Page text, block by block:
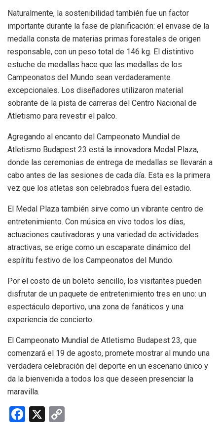
Naturalmente, la sostenibilidad también fue un factor
importante durante la fase de planificación: el envase de la
medalla consta de materias primas forestales de origen
responsable, con un peso total de 146 kg. El distintivo
estuche de medallas hace que las medallas de los
Campeonatos del Mundo sean verdaderamente
excepcionales. Los diseñadores utilizaron material
sobrante de la pista de carreras del Centro Nacional de
Atletismo para revestir el palco.
Agregando al encanto del Campeonato Mundial de
Atletismo Budapest 23 está la innovadora Medal Plaza,
donde las ceremonias de entrega de medallas se llevarán a
cabo antes de las sesiones de cada día. Esta es la primera
vez que los atletas son celebrados fuera del estadio.
El Medal Plaza también sirve como un vibrante centro de
entretenimiento. Con música en vivo todos los días,
actuaciones cautivadoras y una variedad de actividades
atractivas, se erige como un escaparate dinámico del
espíritu festivo de los Campeonatos del Mundo.
Por el costo de un boleto sencillo, los visitantes pueden
disfrutar de un paquete de entretenimiento tres en uno: un
espectáculo deportivo, una zona de fanáticos y una
experiencia de concierto.
El Campeonato Mundial de Atletismo Budapest 23, que
comenzará el 19 de agosto, promete mostrar al mundo una
verdadera celebración del deporte en un escenario único y
da la bienvenida a todos los que deseen presenciar la
maravilla.
F
X